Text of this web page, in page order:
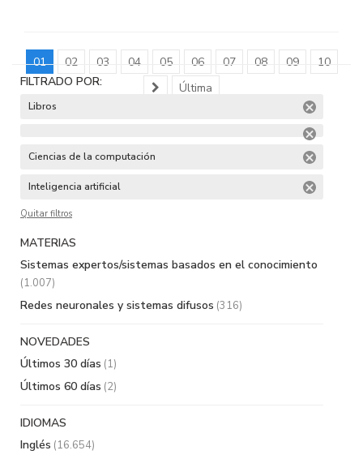
01 02 03 04 05 06 07 08 09
10
Última
FILTRADO POR:
Libros
Ciencias de la computación
Inteligencia artificial
Quitar filtros
MATERIAS
Sistemas expertos/sistemas basados en el conocimiento
(1.007)
Redes neuronales y sistemas difusos (316)
NOVEDADES
Últimos 30 días (1)
Últimos 60 días (2)
IDIOMAS
Inglés (16.654)